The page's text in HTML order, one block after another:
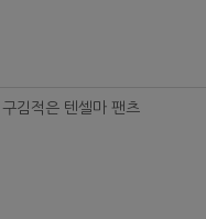
김적은 텐셀마 팬츠